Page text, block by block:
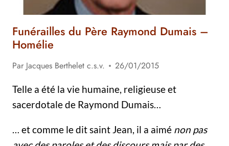
Funérailles du Père Raymond Dumais –
Homélie
Par Jacques Berthelet c.s.v.
26/01/2015
Telle a été la vie humaine, religieuse et
sacerdotale de Raymond Dumais…
… et comme le dit saint Jean, il a aimé non pas